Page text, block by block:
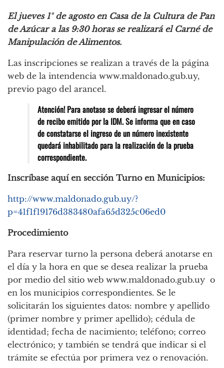
El jueves 1° de agosto en Casa de la Cultura de Pan
de Azúcar a las 9:30 horas se realizará el Carné de
Manipulación de Alimentos.
Las inscripciones se realizan a través de la página
web de la intendencia www.maldonado.gub.uy,
previo pago del arancel.
Atención! Para anotase se deberá ingresar el número
de recibo emitido por la IDM. Se informa que en caso
de constatarse el ingreso de un número inexistente
quedará inhabilitado para la realización de la prueba
correspondiente.
Inscríbase aquí en sección Turno en Municipios:
http://www.maldonado.gub.uy/?
p=41f1f19176d383480afa65d325c06ed0
Procedimiento
Para reservar turno la persona deberá anotarse en
el día y la hora en que se desea realizar la prueba
por medio del sitio web www.maldonado.gub.uy o
en los municipios correspondientes. Se le
solicitarán los siguientes datos: nombre y apellido
(primer nombre y primer apellido); cédula de
identidad; fecha de nacimiento; teléfono; correo
electrónico; y también se tendrá que indicar si el
trámite se efectúa por primera vez o renovación.